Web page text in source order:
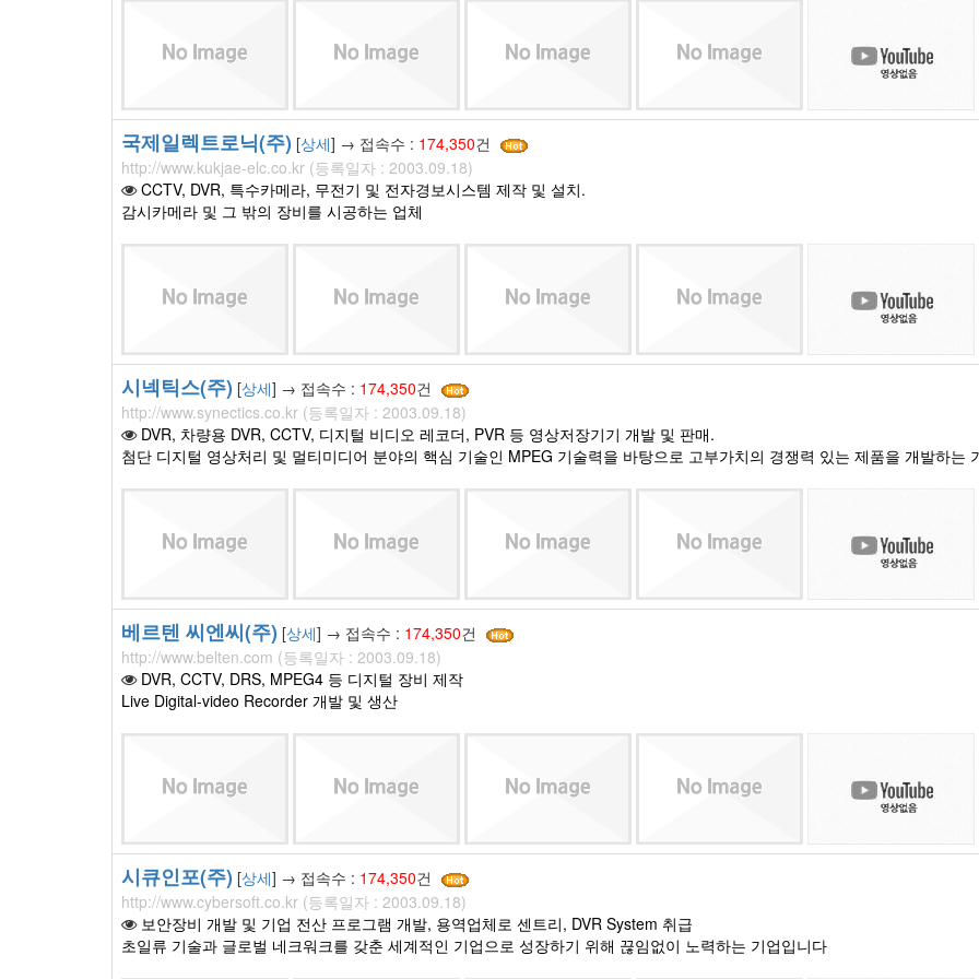
국제일렉트로닉(주) [상세] → 접속수 : 174,350건
http://www.kukjae-elc.co.kr (등록일자 : 2003.09.18)
CCTV, DVR, 특수카메라, 무전기 및 전자경보시스템 제작 및 설치.
감시카메라 및 그 밖의 장비를 시공하는 업체
시넥틱스(주) [상세] → 접속수 : 174,350건
http://www.synectics.co.kr (등록일자 : 2003.09.18)
DVR, 차량용 DVR, CCTV, 디지털 비디오 레코더, PVR 등 영상저장기기 개발 및 판매.
첨단 디지털 영상처리 및 멀티미디어 분야의 핵심 기술인 MPEG 기술력을 바탕으로 고부가치의 경쟁력 있는 제품을 개발하는
베르텐 씨엔씨(주) [상세] → 접속수 : 174,350건
http://www.belten.com (등록일자 : 2003.09.18)
DVR, CCTV, DRS, MPEG4 등 디지털 장비 제작
Live Digital-video Recorder 개발 및 생산
시큐인포(주) [상세] → 접속수 : 174,350건
http://www.cybersoft.co.kr (등록일자 : 2003.09.18)
보안장비 개발 및 기업 전산 프로그램 개발, 용역업체로 센트리, DVR System 취급
초일류 기술과 글로벌 네크워크를 갖춘 세계적인 기업으로 성장하기 위해 끊임없이 노력하는 기업입니다